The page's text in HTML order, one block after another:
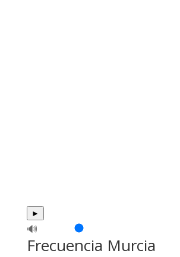
►
🔊
Frecuencia Murcia